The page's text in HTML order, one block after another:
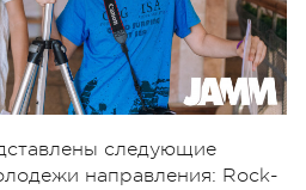
следующие
направления: Rock-